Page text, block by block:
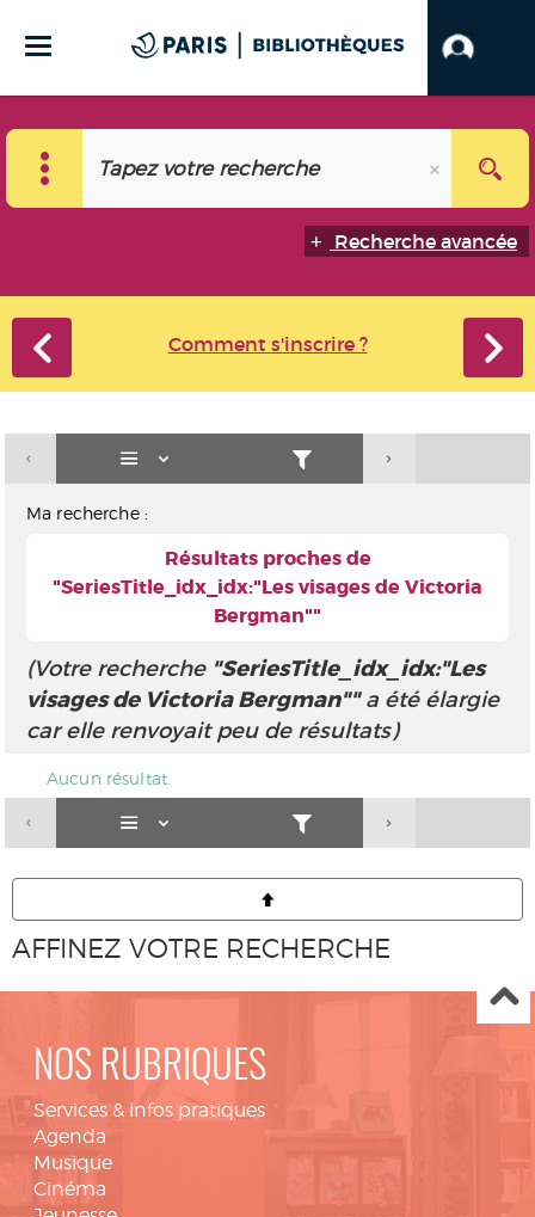
Recherche avancée
Comment s'inscrire ?
Ma recherche :
Résultats proches de
"SeriesTitle_idx_idx:"Les visages de Victoria
Bergman""
(Votre recherche "SeriesTitle_idx_idx:"Les
visages de Victoria Bergman""a été élargie
car elle renvoyait peu de résultats)
Aucun résultat.
AFFINEZ VOTRE RECHERCHE
NOS RUBRIQUES
Services & infos pratiques
Agenda
Musique
Cinéma